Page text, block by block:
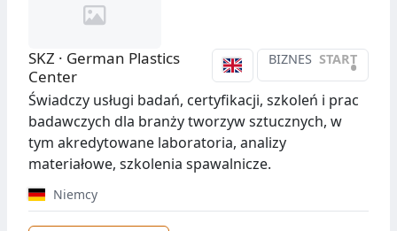
BIZNES START
•
SKZ · German Plastics
Center
Świadczy usługi badań, certyfikacji, szkoleń i prac
badawczych dla branży tworzyw sztucznych, w
tym akredytowane laboratoria, analizy
materiałowe, szkolenia spawalnicze.
Niemcy